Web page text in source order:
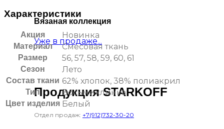
Вязаная коллекция
Уже в продаже...
Продукция STARKOFF
Отдел продаж: +7(912)732-30-20
Характеристики
Акция Новинка
Материал Смесовая ткань
Размер 56, 57, 58, 59, 60, 61
Сезон Лето
Состав ткани 62% хлопок, 38% полиакрил
Тип Восьмиклинка
Цвет изделия Белый